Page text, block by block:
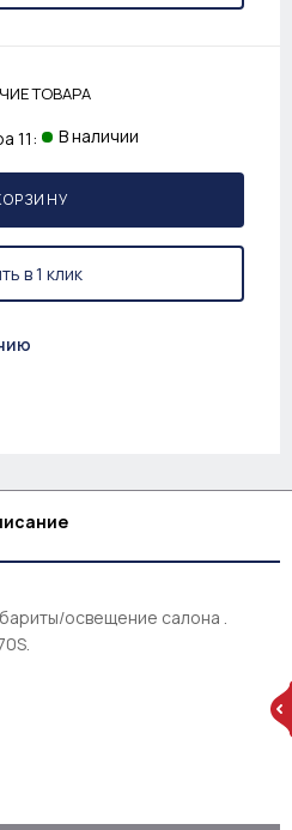
ТОВАРА
11: В наличии
в 1 клик
освещение салона .